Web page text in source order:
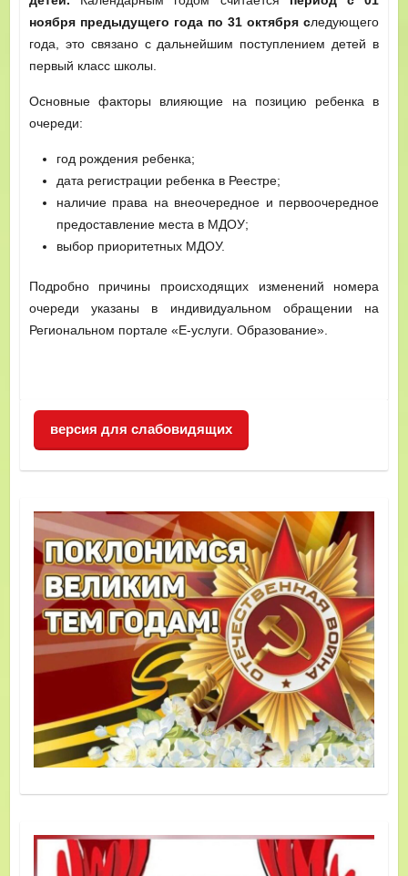
ноября предыдущего года по 31 октября следующего
года, это связано с дальнейшим поступлением детей в
первый класс школы.
Основные факторы влияющие на позицию ребенка в
очереди:
год рождения ребенка;
дата регистрации ребенка в Реестре;
наличие права на внеочередное и первоочередное
предоставление места в МДОУ;
выбор приоритетных МДОУ.
Подробно причины происходящих изменений номера
очереди указаны в индивидуальном обращении на
Региональном портале «Е-услуги. Образование».
версия для слабовидящих